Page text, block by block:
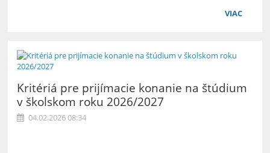
VIAC
Kritériá pre prijímacie konanie na štúdium
v školskom roku 2026/2027
04.02.2026 08:34